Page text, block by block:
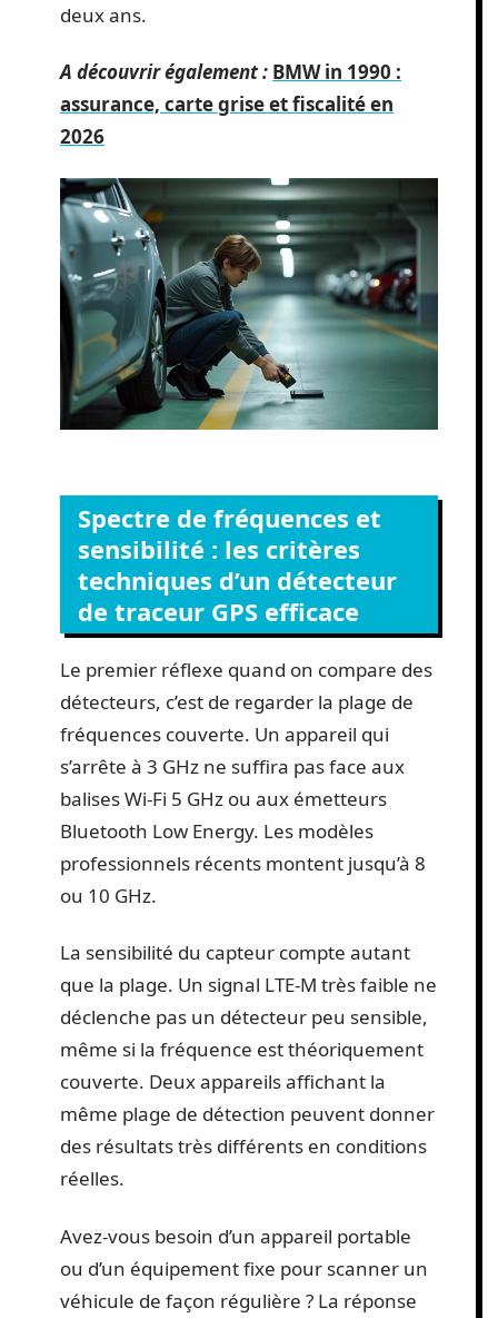
deux ans.
A découvrir également : BMW in 1990 :
assurance, carte grise et fiscalité en
2026
Spectre de fréquences et
sensibilité : les critères
techniques d’un détecteur
de traceur GPS efficace
Le premier réflexe quand on compare des
détecteurs, c’est de regarder la plage de
fréquences couverte. Un appareil qui
s’arrête à 3 GHz ne suffira pas face aux
balises Wi-Fi 5 GHz ou aux émetteurs
Bluetooth Low Energy. Les modèles
professionnels récents montent jusqu’à 8
ou 10 GHz.
La sensibilité du capteur compte autant
que la plage. Un signal LTE-M très faible ne
déclenche pas un détecteur peu sensible,
même si la fréquence est théoriquement
couverte. Deux appareils affichant la
même plage de détection peuvent donner
des résultats très différents en conditions
réelles.
Avez-vous besoin d’un appareil portable
ou d’un équipement fixe pour scanner un
véhicule de façon régulière ? La réponse